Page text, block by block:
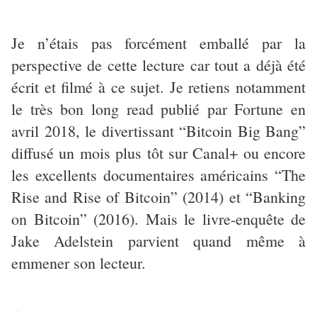
Je n’étais pas forcément emballé par la
perspective de cette lecture car tout a déjà été
écrit et filmé à ce sujet. Je retiens notamment
le très bon long read publié par Fortune en
avril 2018, le divertissant “Bitcoin Big Bang”
diffusé un mois plus tôt sur Canal+ ou encore
les excellents documentaires américains “The
Rise and Rise of Bitcoin” (2014) et “Banking
on Bitcoin” (2016). Mais le livre-enquête de
Jake Adelstein parvient quand même à
emmener son lecteur.